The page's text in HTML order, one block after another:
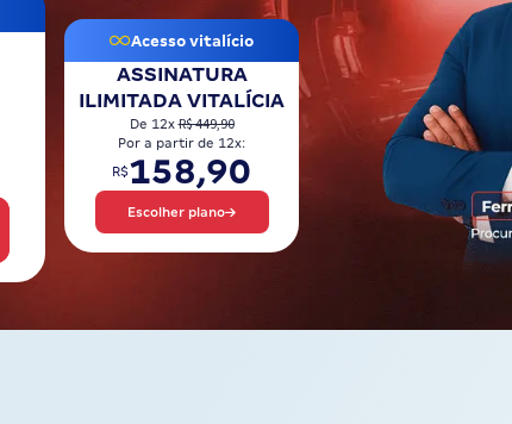
Acesso vitalício
ASSINATURA
ILIMITADA VITALÍCIA
De 12xR$ 449,90
Por a partir de 12x:
R$158,90
Escolher plano